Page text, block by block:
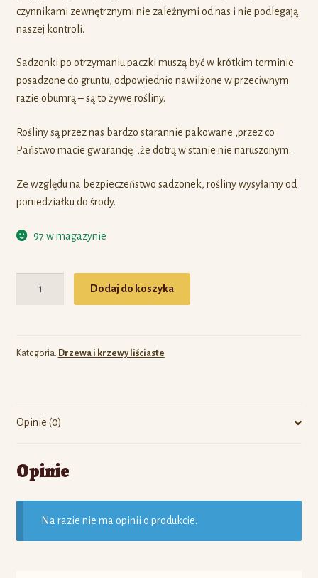
czynnikami zewnętrznymi nie zależnymi od nas i nie podlegają
naszej kontroli.
Sadzonki po otrzymaniu paczki muszą być w krótkim terminie
posadzone do gruntu, odpowiednio nawilżone w przeciwnym
razie obumrą – są to żywe rośliny.
Rośliny są przez nas bardzo starannie pakowane ,przez co
Państwo macie gwarancję ,że dotrą w stanie nie naruszonym.
Ze względu na bezpieczeństwo sadzonek, rośliny wysyłamy od
poniedziałku do środy.
97 w magazynie
Dodaj do koszyka
Kategoria: Drzewa i krzewy liściaste
Opinie (0)
Opinie
Na razie nie ma opinii o produkcie.